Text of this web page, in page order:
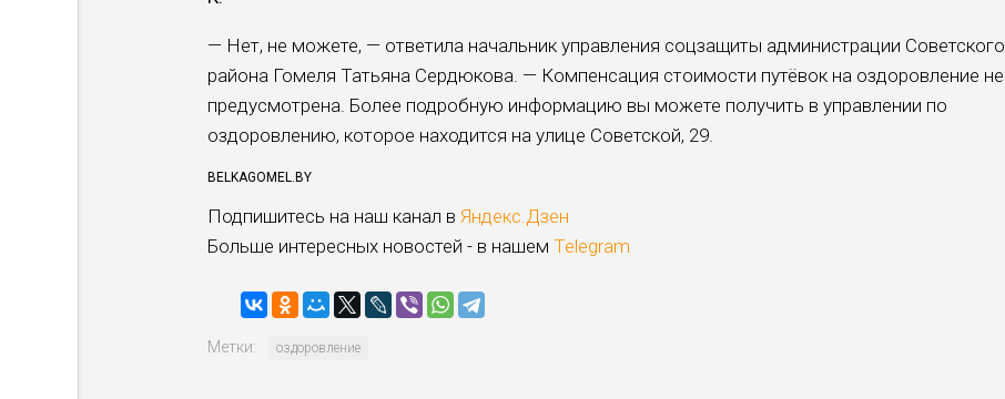
— Нет, не можете, — ответила начальник управления соцзащиты администрации Советского
района Гомеля Татьяна Сердюкова. — Ком­пенсация стоимости путёвок на оздоровление не
предусмо­трена. Более подробную ин­формацию вы можете полу­чить в управлении по
оздоров­лению, которое находится на улице Советской, 29.
BELKAGOMEL.BY
Подпишитесь на наш канал в Яндекс.Дзен
Больше интересных новостей - в нашем Telegram
Метки: оздоровление